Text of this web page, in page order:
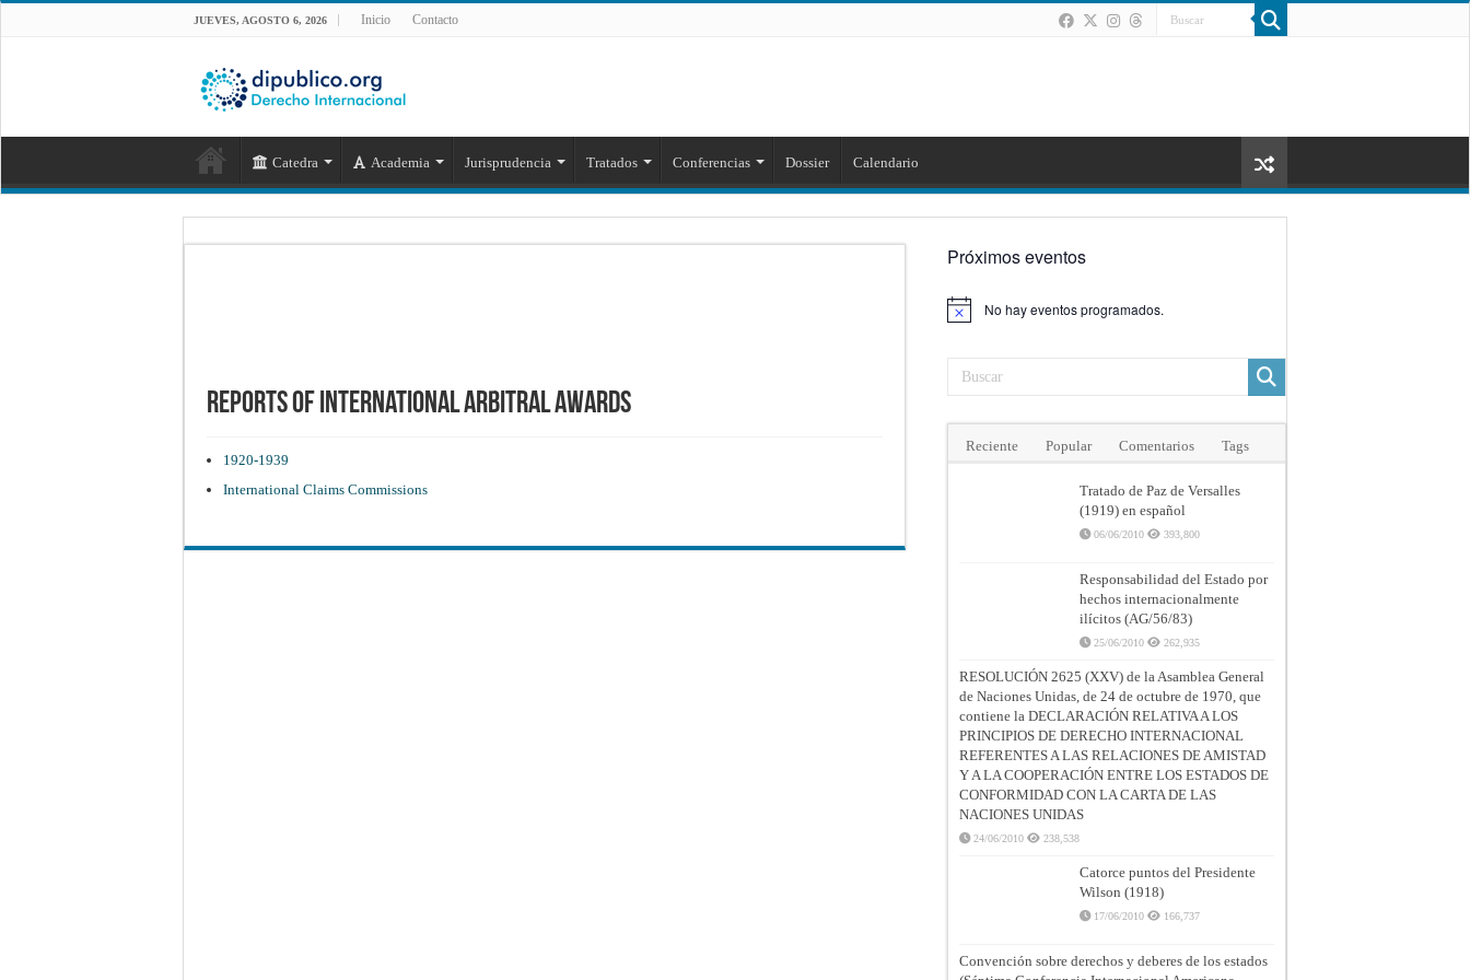
JUEVES, AGOSTO 6, 2026 Inicio Contacto
Catedra Academia Jurisprudencia Tratados Conferencias Dossier Calendario
Reports of International Arbitral Awards
1920-1939
International Claims Commissions
Próximos eventos
Aviso No hay eventos programados.
Reciente Popular Comentarios Tags
Tratado de Paz de Versalles
(1919) en español
06/06/2010 393,800
Responsabilidad del Estado por
hechos internacionalmente
ilícitos (AG/56/83)
25/06/2010 262,935
RESOLUCIÓN 2625 (XXV) de la Asamblea General
de Naciones Unidas, de 24 de octubre de 1970, que
contiene la DECLARACIÓN RELATIVA A LOS
PRINCIPIOS DE DERECHO INTERNACIONAL
REFERENTES A LAS RELACIONES DE AMISTAD
Y A LA COOPERACIÓN ENTRE LOS ESTADOS DE
CONFORMIDAD CON LA CARTA DE LAS
NACIONES UNIDAS
24/06/2010 238,538
Catorce puntos del Presidente
Wilson (1918)
17/06/2010 166,737
Convención sobre derechos y deberes de los estados